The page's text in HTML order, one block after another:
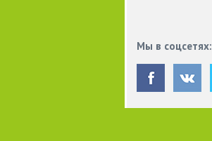
Мы в соцсетях: